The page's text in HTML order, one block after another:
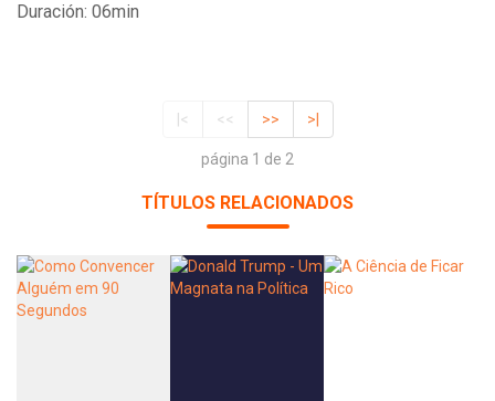
Duración: 06min
|< << >> >|
página 1 de 2
TÍTULOS RELACIONADOS